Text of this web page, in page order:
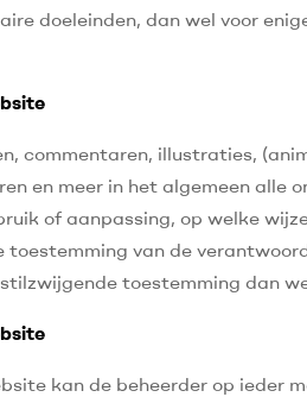
doeleinden, dan wel voor
commentaren, illustraties,
en meer in het algemeen alle
of aanpassing, op welke
van de
toestemming dan
kan de beheerder op ieder